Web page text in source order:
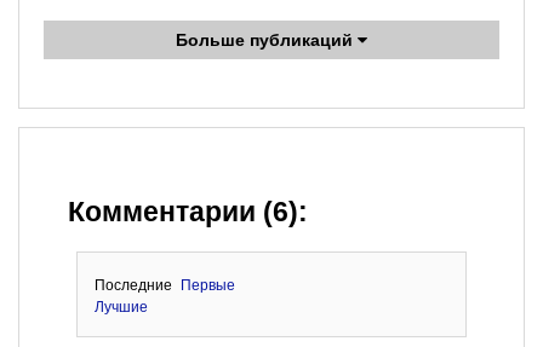
Больше публикаций
Комментарии (6):
Последние
Первые
Лучшие